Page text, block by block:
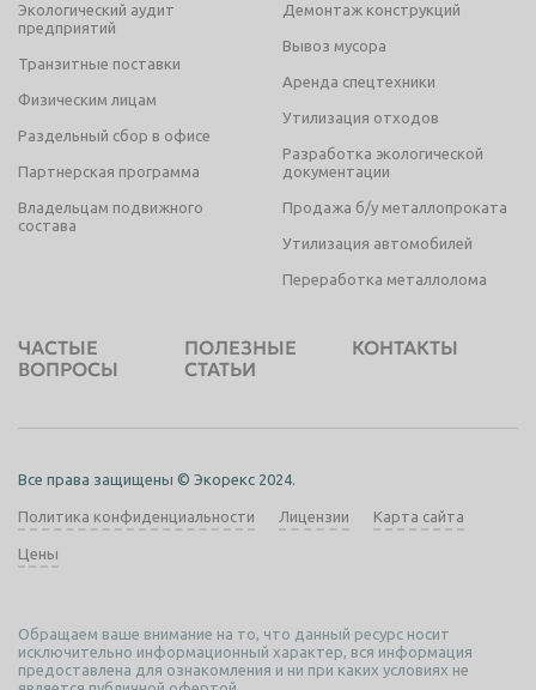
Экологический аудит
предприятий
Транзитные поставки
Физическим лицам
Раздельный сбор в офисе
Партнерская программа
Владельцам подвижного
состава
Демонтаж конструкций
Вывоз мусора
Аренда спецтехники
Утилизация отходов
Разработка экологической
документации
Продажа б/у металлопроката
Утилизация автомобилей
Переработка металлолома
ЧАСТЫЕ
ВОПРОСЫ
ПОЛЕЗНЫЕ
СТАТЬИ
КОНТАКТЫ
Все права защищены © Экорекс 2024.
Политика конфиденциальности Лицензии Карта сайта
Цены
Обращаем ваше внимание на то, что данный ресурс носит
исключительно информационный характер, вся информация
предоставлена для ознакомления и ни при каких условиях не